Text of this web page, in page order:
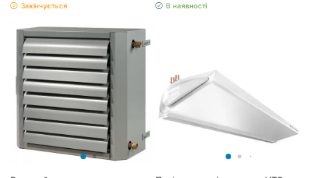
Закінчується В наявності